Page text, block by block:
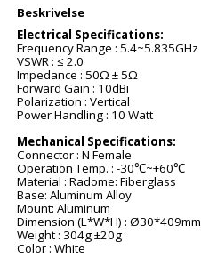
Beskrivelse
Electrical Specifications:
Frequency Range : 5.4~5.835GHz
VSWR : ≤ 2.0
Impedance : 50Ω ± 5Ω
Forward Gain : 10dBi
Polarization : Vertical
Power Handling : 10 Watt
Mechanical Specifications:
Connector : N Female
Operation Temp. : -30℃~+60℃
Material : Radome: Fiberglass
Base: Aluminum Alloy
Mount: Aluminum
Dimension (L*W*H) : Ø30*409mm
Weight : 304g ±20g
Color : White